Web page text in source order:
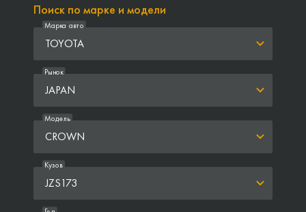
Поиск по марке и модели
TOYOTA
Марка авто
JAPAN
Рынок
CROWN
Модель
JZS173
Кузов